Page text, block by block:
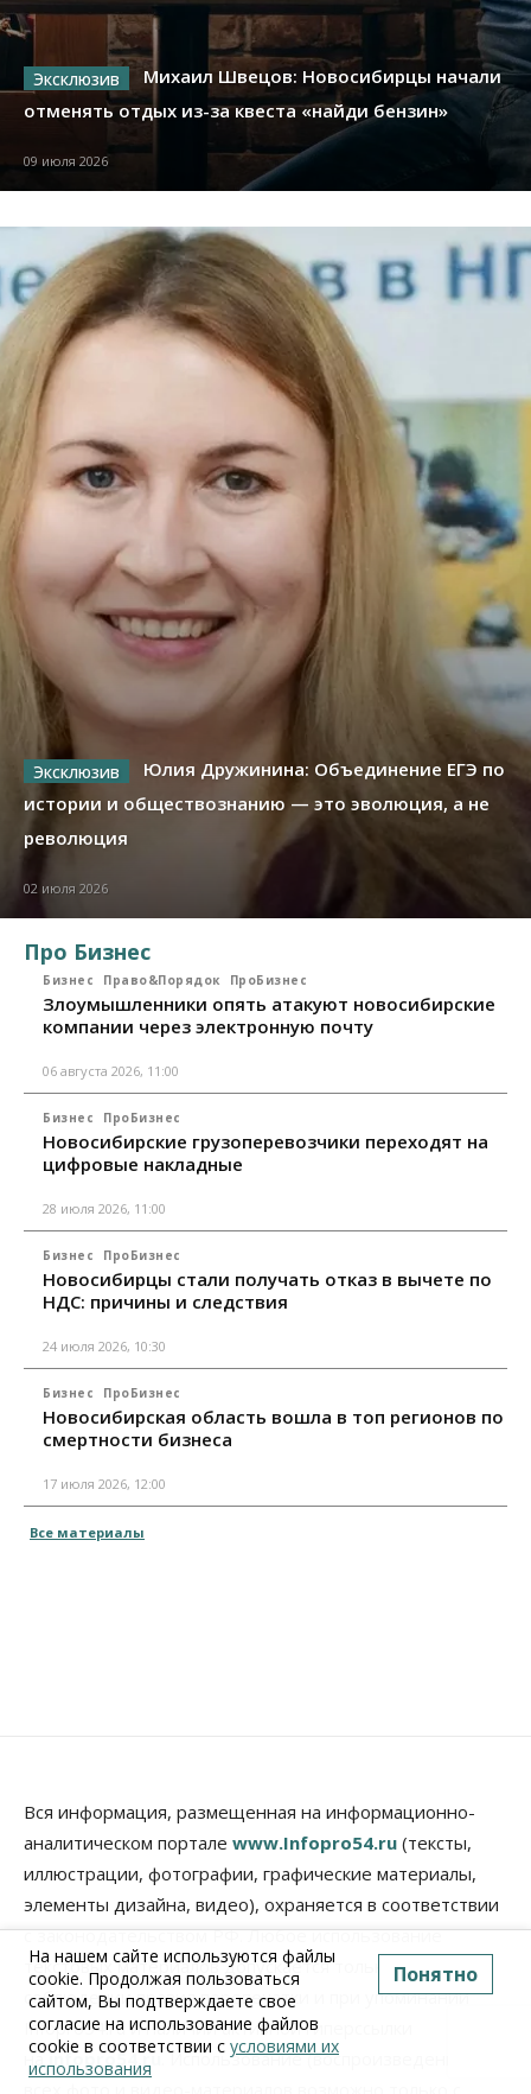
Михаил Швецов: Новосибирцы начали
отменять отдых из-за квеста «найди бензин»
09 июля 2026
Юлия Дружинина: Объединение ЕГЭ по
истории и обществознанию — это эволюция, а не
революция
02 июля 2026
Про Бизнес
Бизнес Право&Порядок ПроБизнес
Злоумышленники опять атакуют новосибирские
компании через электронную почту
06 августа 2026, 11:00
Бизнес ПроБизнес
Новосибирские грузоперевозчики переходят на
цифровые накладные
28 июля 2026, 11:00
Бизнес ПроБизнес
Новосибирцы стали получать отказ в вычете по
НДС: причины и следствия
24 июля 2026, 10:30
Бизнес ПроБизнес
Новосибирская область вошла в топ регионов по
смертности бизнеса
17 июля 2026, 12:00
Все материалы
Вся информация, размещенная на информационно-
аналитическом портале www.Infopro54.ru (тексты,
иллюстрации, фотографии, графические материалы,
элементы дизайна, видео), охраняется в соответствии
с законодательством РФ. Любое использование
текстовых материалов допускается только при
соблюдении правил перепечатки и при упоминании
Infopro54.ru и наличии активной гиперссылки
наinfopro54.ru. Использование (воспроизведение)
На нашем сайте используются файлы
cookie. Продолжая пользоваться
сайтом, Вы подтверждаете свое
согласие на использование файлов
cookie в соответствии с условиями их
использования
Понятно